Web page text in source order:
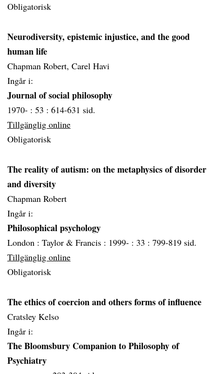
Obligatorisk
Neurodiversity, epistemic injustice, and the good
human life
Chapman Robert, Carel Havi
Ingår i:
Journal of social philosophy
1970- : 53 : 614-631 sid.
Tillgänglig online
Obligatorisk
The reality of autism: on the metaphysics of disorder
and diversity
Chapman Robert
Ingår i:
Philosophical psychology
London : Taylor & Francis : 1999- : 33 : 799-819 sid.
Tillgänglig online
Obligatorisk
The ethics of coercion and others forms of influence
Cratsley Kelso
Ingår i:
The Bloomsbury Companion to Philosophy of
Psychiatry